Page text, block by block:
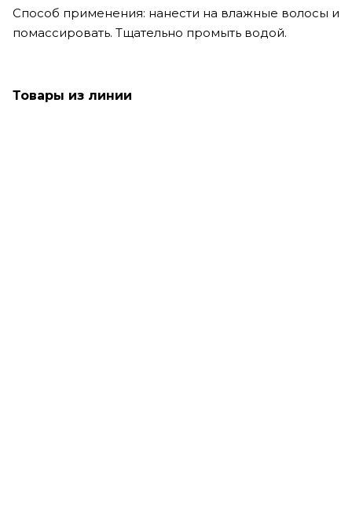
Способ применения: нанести на влажные волосы и
помассировать. Тщательно промыть водой.
Товары из линии